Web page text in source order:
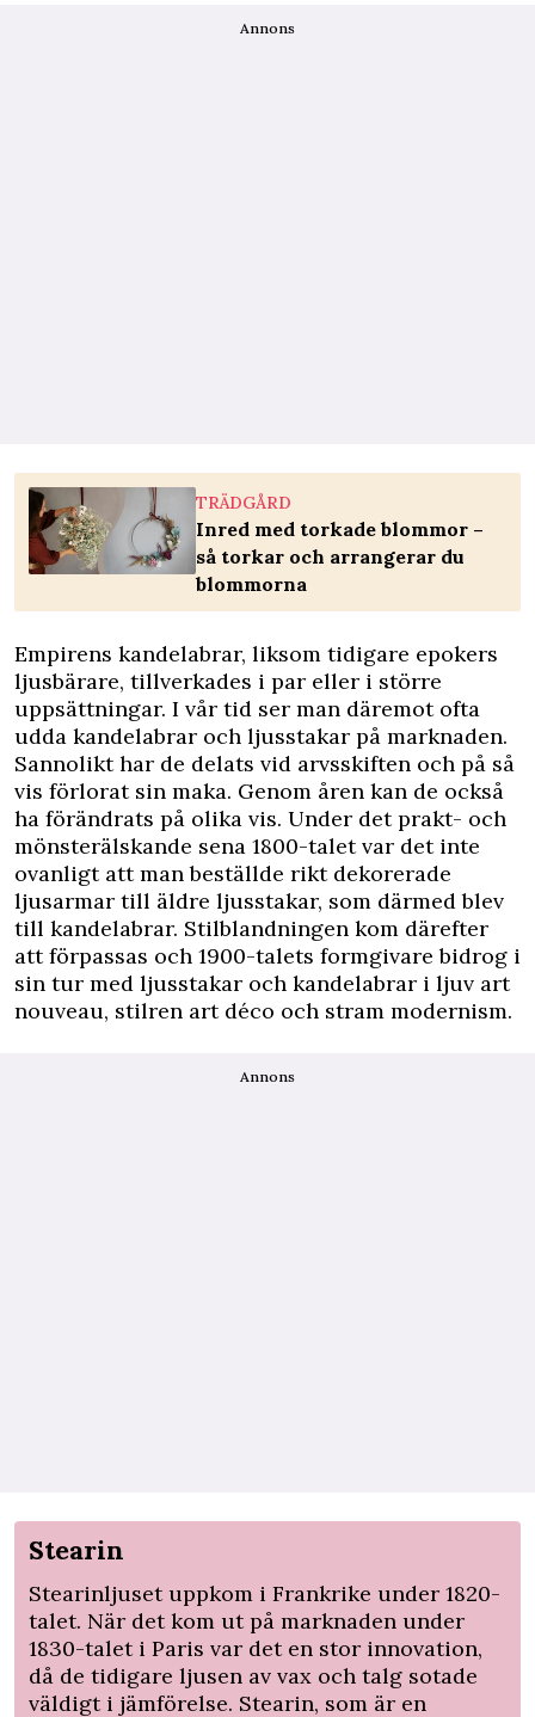
Annons
TRÄDGÅRD
Inred med torkade blommor –
så torkar och arrangerar du
blommorna
Empirens kandelabrar, liksom tidigare epokers
ljusbärare, tillverkades i par eller i större
uppsättningar. I vår tid ser man däremot ofta
udda kandelabrar och ljusstakar på marknaden.
Sannolikt har de delats vid arvsskiften och på så
vis förlorat sin maka. Genom åren kan de också
ha förändrats på olika vis. Under det prakt- och
mönsterälskande sena 1800-talet var det inte
ovanligt att man beställde rikt dekorerade
ljusarmar till äldre ljusstakar, som därmed blev
till kandelabrar. Stilblandningen kom därefter
att förpassas och 1900-talets formgivare bidrog i
sin tur med ljusstakar och kandelabrar i ljuv art
nouveau, stilren art déco och stram modernism.
Annons
Stearin
Stearinljuset uppkom i Frankrike under 1820-
talet. När det kom ut på marknaden under
1830-talet i Paris var det en stor innovation,
då de tidigare ljusen av vax och talg sotade
väldigt i jämförelse. Stearin, som är en